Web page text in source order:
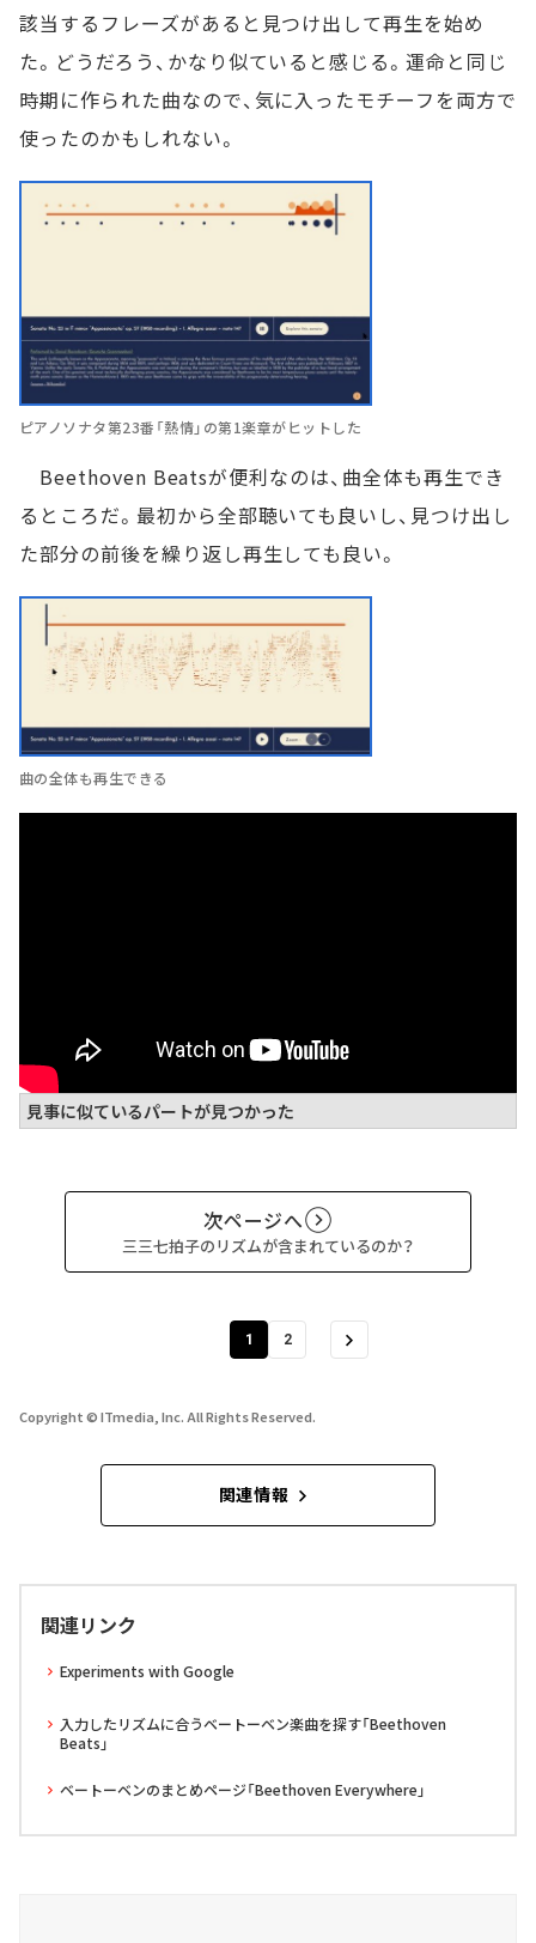
該当するフレーズがあると見つけ出して再生を始め
た。どうだろう、かなり似ていると感じる。運命と同じ
時期に作られた曲なので、気に入ったモチーフを両方で
使ったのかもしれない。
ピアノソナタ第23番「熱情」の第1楽章がヒットした
Beethoven Beatsが便利なのは、曲全体も再生でき
るところだ。最初から全部聴いても良いし、見つけ出し
た部分の前後を繰り返し再生しても良い。
曲の全体も再生できる
見事に似ているパートが見つかった
次ページへ
三三七拍子のリズムが含まれているのか？
1 2
Copyright © ITmedia, Inc. All Rights Reserved.
関連情報
関連リンク
Experiments with Google
入力したリズムに合うベートーベン楽曲を探す「Beethoven
Beats」
ベートーベンのまとめページ「Beethoven Everywhere」